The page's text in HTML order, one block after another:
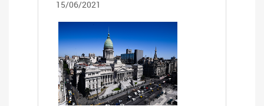
15/06/2021